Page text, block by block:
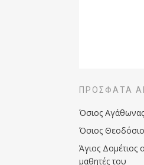
ΠΡΌΣΦΑΤΑ
Όσιος Αγάθωνας
Όσιος
Άγιος Δομέτιος
μαθητές του